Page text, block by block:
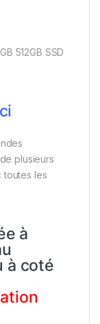
512GB SSD
plusieurs
toutes les
à
à coté